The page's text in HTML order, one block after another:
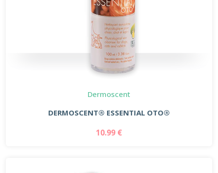
Dermoscent
DERMOSCENT® ESSENTIAL OTO®
10.99 €